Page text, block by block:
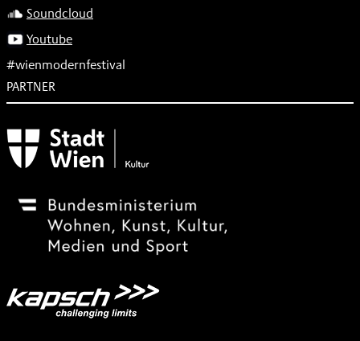
Soundcloud
Youtube
#wienmodernfestival
PARTNER
Subventionsgeber